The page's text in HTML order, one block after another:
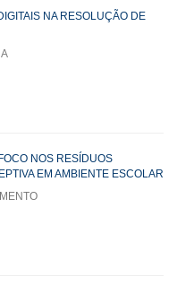
NA RESOLUÇÃO DE
NOS RESÍDUOS
EM AMBIENTE ESCOLAR